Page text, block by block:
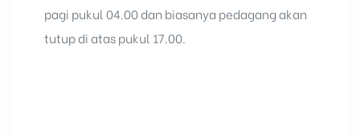
pagi pukul 04.00 dan biasanya pedagang akan
tutup di atas pukul 17.00.